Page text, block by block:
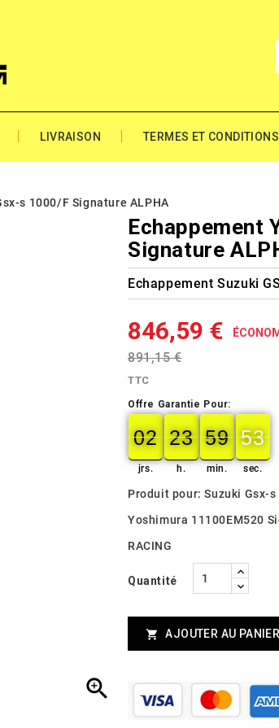
LIVRAISON TERMES ET CONDITIONS
s 1000/F Signature ALPHA

Echappement
Signature
Echappement Suzuki
846,59 €
891,15 €
TTC
Offre Garantie Pour:
02
02
00
jrs.
23
23
00
h.
59
59
00
min.
52
51
52
sec.
Produit pour: Suzuki Gsx-
Yoshimura 11100EM520
RACING
Quantité
 AJOUTER AU PANIER